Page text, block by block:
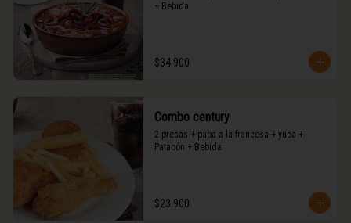
+ Bebida
$34.900
Combo century
2 presas + papa a la francesa + yuca +
Patacón + Bebida
$23.900